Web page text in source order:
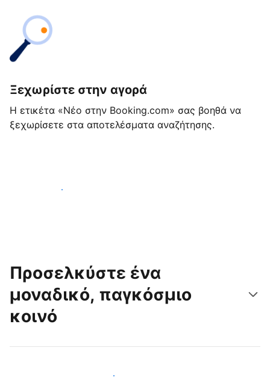
Ξεχωρίστε στην αγορά
Η ετικέτα «Νέο στην Booking.com» σας βοηθά να
ξεχωρίσετε στα αποτελέσματα αναζήτησης.
Ξεκινήστε σήμερα
Προσελκύστε ένα
μοναδικό, παγκόσμιο
κοινό
Προσελκύστε νέους επισκέπτες σήμερα